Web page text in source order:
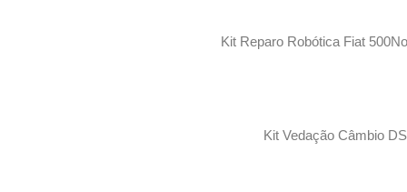
Kit Reparo Robótica Fiat
Kit Vedação Câmbio